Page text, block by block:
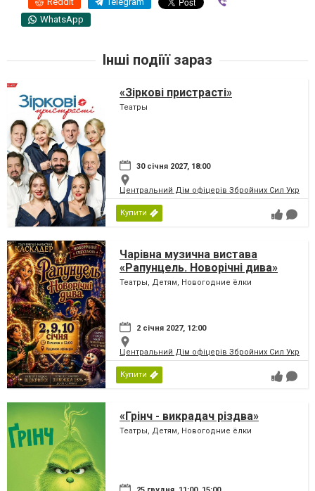
WhatsApp
Інші подіїї зараз
«Зіркові пристрасті»
Театры
30 січня 2027, 18:00
Центральний Дім офіцерів Збройних Сил
Купити
Чарівна музична вистава
«Рапунцель. Новорічні дива»
Театры, Детям, Новогодние ёлки
2 січня 2027, 12:00
Центральний Дім офіцерів Збройних Сил
Купити
«Грінч - викрадач різдва»
Театры, Детям, Новогодние ёлки